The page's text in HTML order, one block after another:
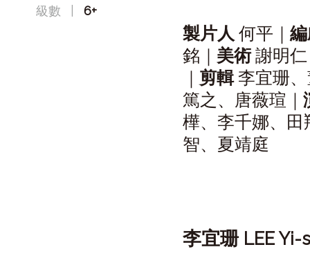
級數
6+
製片人 何平｜
銘｜ 美術謝明仁
｜ 剪輯李宜珊、
篤之、唐薇瑄｜
樺、李千娜、
智、夏靖庭
李宜珊 LEE Yi-